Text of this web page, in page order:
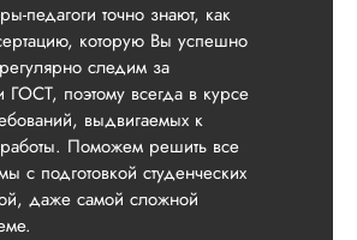
педагоги точно знают, как
которую Вы успешно
следим за
ГОСТ, поэтому всегда в курсе
выдвигаемых к
Поможем решить все
с подготовкой студенческих
даже самой сложной